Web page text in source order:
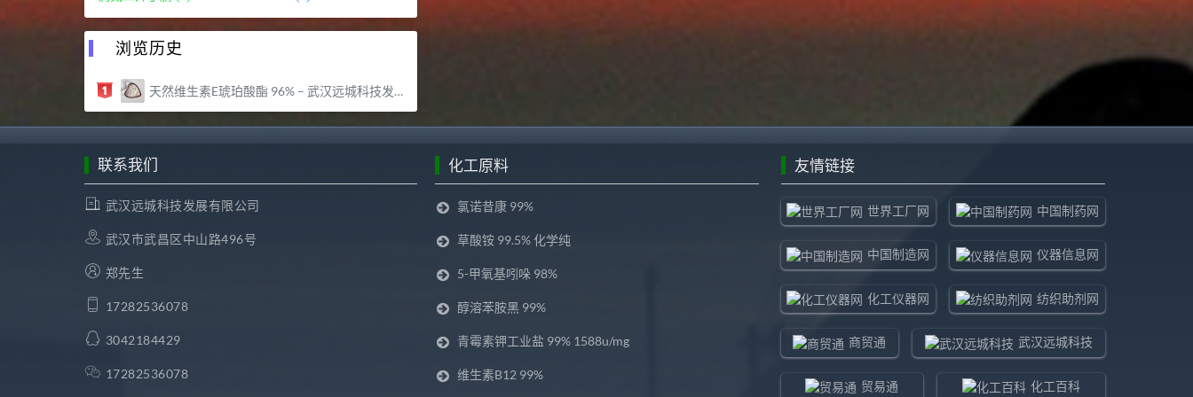
浏览历史
天然维生素E琥珀酸酯 96% – 武汉远城科技发展有限公司
联系我们
武汉远城科技发展有限公司
武汉市武昌区中山路496号
郑先生
17282536078
3042184429
17282536078
化工原料
氯诺昔康 99%
草酸铵 99.5% 化学纯
5-甲氧基吲哚 98%
醇溶苯胺黑 99%
青霉素钾工业盐 99% 1588u/mg
维生素B12 99%
友情链接
世界工厂网 中国制药网
中国制造网 仪器信息网
化工仪器网 纺织助剂网
商贸通 武汉远城科技
贸易通 化工百科